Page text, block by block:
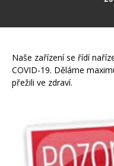
Naše zařízení se řídí
COVID-19. Děláme
přežili ve zdraví.